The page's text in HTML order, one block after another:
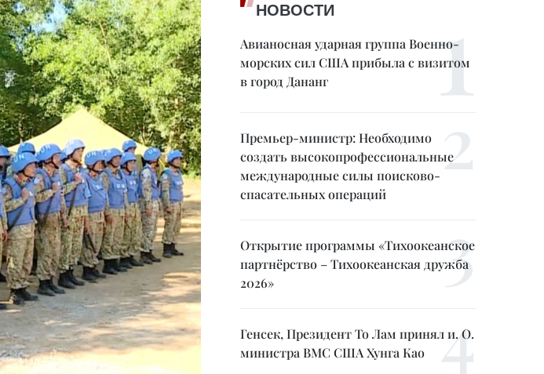
НОВОСТИ
Авианосная ударная группа Военно-
морских сил США прибыла с визитом
в город Дананг
Премьер-министр: Необходимо
создать высокопрофессиональные
международные силы поисково-
спасательных операций
Открытие программы «Тихоокеанское
партнёрство – Тихоокеанская дружба
2026»
Генсек, Президент То Лам принял и. О.
министра ВМС США Хунга Као